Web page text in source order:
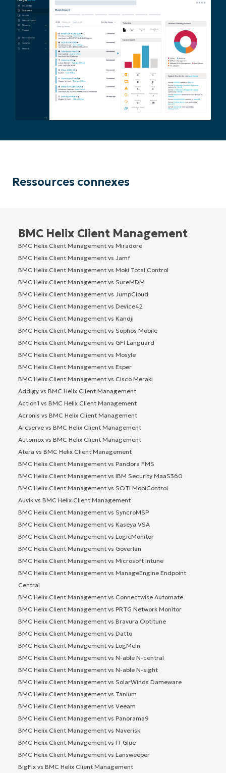
Ressources connexes
BMC Helix Client Management
BMC Helix Client Management vs Miradore
BMC Helix Client Management vs Jamf
BMC Helix Client Management vs Moki Total Control
BMC Helix Client Management vs SureMDM
BMC Helix Client Management vs JumpCloud
BMC Helix Client Management vs Device42
BMC Helix Client Management vs Kandji
BMC Helix Client Management vs Sophos Mobile
BMC Helix Client Management vs GFI Languard
BMC Helix Client Management vs Mosyle
BMC Helix Client Management vs Esper
BMC Helix Client Management vs Cisco Meraki
Addigy vs BMC Helix Client Management
Action1 vs BMC Helix Client Management
Acronis vs BMC Helix Client Management
Arcserve vs BMC Helix Client Management
Automox vs BMC Helix Client Management
Atera vs BMC Helix Client Management
BMC Helix Client Management vs Pandora FMS
BMC Helix Client Management vs IBM Security MaaS360
BMC Helix Client Management vs SOTI MobiControl
Auvik vs BMC Helix Client Management
BMC Helix Client Management vs SyncroMSP
BMC Helix Client Management vs Kaseya VSA
BMC Helix Client Management vs LogicMonitor
BMC Helix Client Management vs Goverlan
BMC Helix Client Management vs Microsoft Intune
BMC Helix Client Management vs ManageEngine Endpoint
Central
BMC Helix Client Management vs Connectwise Automate
BMC Helix Client Management vs PRTG Network Monitor
BMC Helix Client Management vs Bravura Optitune
BMC Helix Client Management vs Datto
BMC Helix Client Management vs LogMeIn
BMC Helix Client Management vs N-able N-central
BMC Helix Client Management vs N-able N-sight
BMC Helix Client Management vs SolarWinds Dameware
BMC Helix Client Management vs Tanium
BMC Helix Client Management vs Veeam
BMC Helix Client Management vs Panorama9
BMC Helix Client Management vs Naverisk
BMC Helix Client Management vs IT Glue
BMC Helix Client Management vs Lansweeper
BigFix vs BMC Helix Client Management